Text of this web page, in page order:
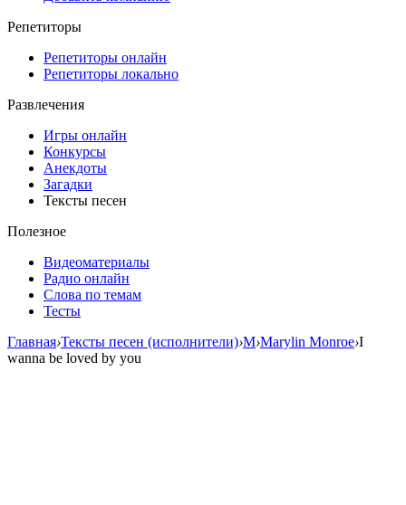
Репетиторы
Репетиторы онлайн
Репетиторы локально
Развлечения
Игры онлайн
Конкурсы
Анекдоты
Загадки
Тексты песен
Полезное
Видеоматериалы
Радио онлайн
Слова по темам
Тесты
Главная›Тексты песен (исполнители)›M›Marylin Monroe›I
wanna be loved by you